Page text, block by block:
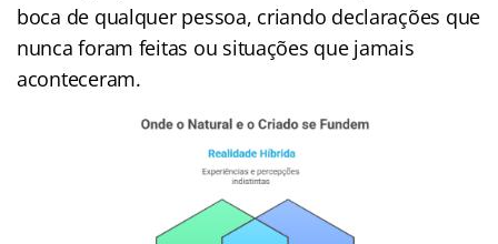
boca de qualquer pessoa, criando declarações que
nunca foram feitas ou situações que jamais
aconteceram.